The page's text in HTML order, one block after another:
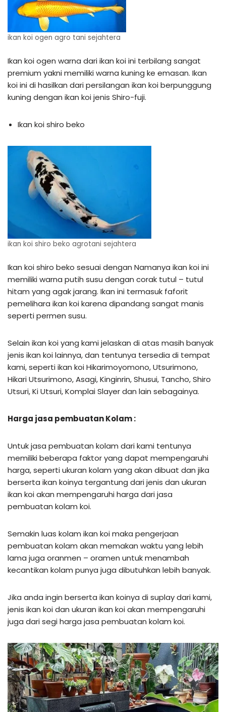
ikan koi ogen agro tani sejahtera
Ikan koi ogen warna dari ikan koi ini terbilang sangat
premium yakni memiliki warna kuning ke emasan. Ikan
koi ini di hasilkan dari persilangan ikan koi berpunggung
kuning dengan ikan koi jenis Shiro-fuji.
Ikan koi shiro beko
ikan koi shiro beko agrotani sejahtera
Ikan koi shiro beko sesuai dengan Namanya ikan koi ini
memiliki warna putih susu dengan corak tutul – tutul
hitam yang agak jarang. Ikan ini termasuk faforit
pemelihara ikan koi karena dipandang sangat manis
seperti permen susu.
Selain ikan koi yang kami jelaskan di atas masih banyak
jenis ikan koi lainnya, dan tentunya tersedia di tempat
kami, seperti ikan koi Hikarimoyomono, Utsurimono,
Hikari Utsurimono, Asagi, Kinginrin, Shusui, Tancho, Shiro
Utsuri, Ki Utsuri, Komplai Slayer dan lain sebagainya.
Harga jasa pembuatan Kolam :
Untuk jasa pembuatan kolam dari kami tentunya
memiliki beberapa faktor yang dapat mempengaruhi
harga, seperti ukuran kolam yang akan dibuat dan jika
berserta ikan koinya tergantung dari jenis dan ukuran
ikan koi akan mempengaruhi harga dari jasa
pembuatan kolam koi.
Semakin luas kolam ikan koi maka pengerjaan
pembuatan kolam akan memakan waktu yang lebih
lama juga oranmen – oramen untuk menambah
kecantikan kolam punya juga dibutuhkan lebih banyak.
Jika anda ingin berserta ikan koinya di suplay dari kami,
jenis ikan koi dan ukuran ikan koi akan mempengaruhi
juga dari segi harga jasa pembuatan kolam koi.